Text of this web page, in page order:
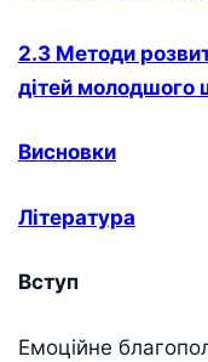
2.3 Методи
дітей молодшого
Висновки
Література
Вступ
Емоційне